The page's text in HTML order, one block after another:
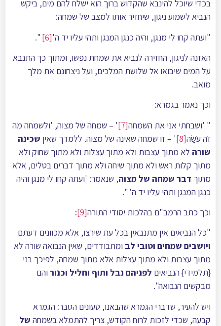
בכדי שיוכל להינבא שהקדוש ברוך הוא ישלח להם מים, ביקש
הנביא לשמוע ניגון, שיחזיר אותו למצב של שמחה:
"ועתה קחו לי מנגן, והיה כנגן המנגן ותהי עליו יד ה'[6]
".
האזנה לניגון, החזירה לנביא את שמחת נפשו, ומתוך כך התנבא
על המים שיבואו אל שלושת המלכים, ועל ניצחונם את מלך
מואב.
וכך נאמר בגמרא:
" 'ושבחתי אני את השמחה[7]
' – שמחה של מצוה, 'ולשמחה מה
זֺה עֺשָׂה[8] ' – זו שמחה שאינה של מצוה. ללמדך שאין שכינה
שורה לא מתוך עצבות ולא מתוך עצלות ולא מתוך שחוק ולא
מתוך קלות ראש ולא מתוך שיחה ולא מתוך דברים בטלים, אלא
מתוך דבר שמחה של מצוה, שנאמר: 'ועתה קחו לי מנגן והיה
כנגן המנגן ותהי עליו יד ה' ".
וכך כתב הרמב"ם בהלכות יסודי התורה[9]
:
"כל הנביאים אין מתנבאין בכל עת שירצו, אלא מכוונים דעתם
ויושבים שמחים וטובי לב ומתבודדים, שאין הנבואה שורה לא
מתוך עצבות ולא מתוך עצלות אלא מתוך שמחה, לפיכך בני
{תלמידי} הנביאים לפניהם נבל ותוף וחליל וכנורוהם
מבקשים הנבואה".
ויש להעיר, שדברי הגמרא שהבאנו, טעונים הסבר: הגמרא
קבעה, שכדי לזכות לרוח הקודש, צריך להתמלא בשמחה של